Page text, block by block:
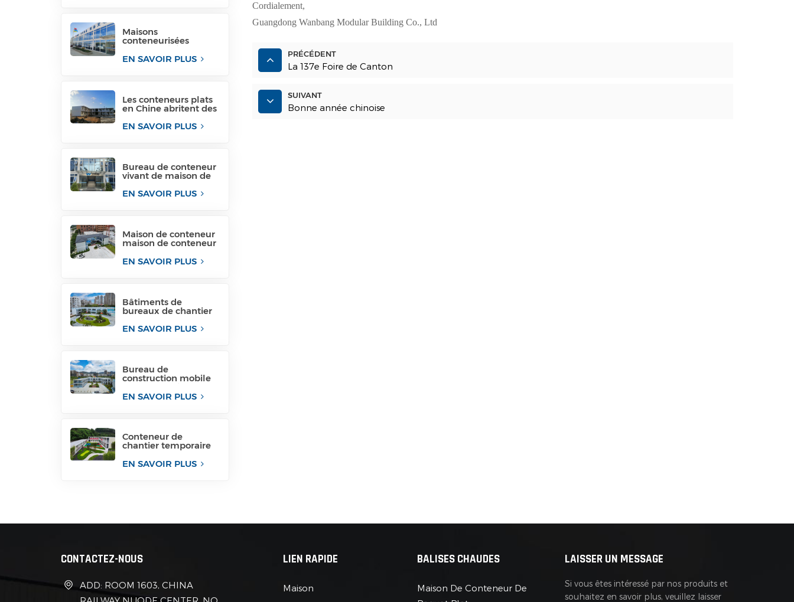
Maisons
conteneurisées
conteneurisées pour
immeubles de
EN SAVOIR PLUS
Les conteneurs plats
en Chine abritent des
conteneurs
EN SAVOIR PLUS
Bureau de conteneur
vivant de maison de
plat pour le site de
EN SAVOIR PLUS
Maison de conteneur
maison de conteneur
temporaire
EN SAVOIR PLUS
Bâtiments de
bureaux de chantier
modulaires structures
EN SAVOIR PLUS
Bureau de
construction mobile
bâtiments
EN SAVOIR PLUS
Conteneur de
chantier temporaire
EN SAVOIR PLUS
Cordialement,
Guangdong Wanbang Modular Building Co., Ltd
PRÉCÉDENT
La 137e Foire de Canton
SUIVANT
Bonne année chinoise
CONTACTEZ-NOUS
ADD: ROOM 1603, CHINA
LIEN RAPIDE
Maison
BALISES CHAUDES
Maison De Conteneur De
LAISSER UN MESSAGE
Si vous êtes intéressé par nos produits et
souhaitez en savoir plus, veuillez laisser